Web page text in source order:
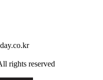
rights reserved